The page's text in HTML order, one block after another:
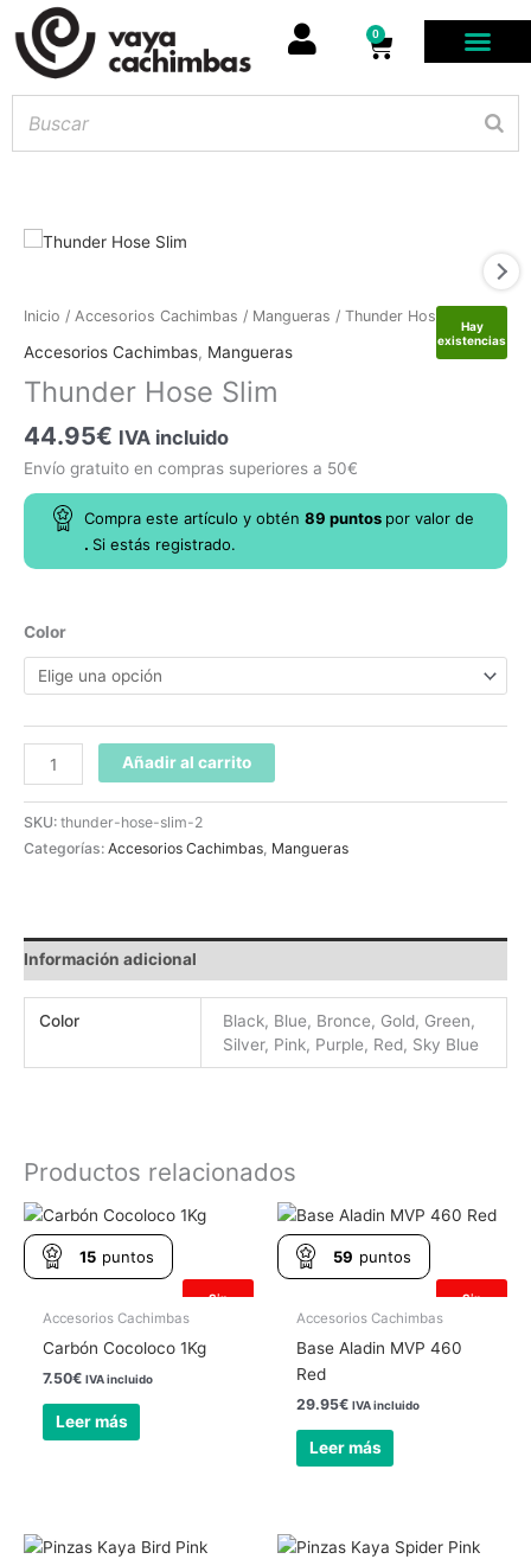
0
Carrito
Hay
existencias
Inicio / Accesorios Cachimbas / Mangueras / Thunder Hose Slim
Accesorios Cachimbas, Mangueras
Thunder Hose Slim
44.95€ IVA incluido
Envío gratuito en compras superiores a 50€
Compra este artículo y obtén 89 puntos por valor de
. Si estás registrado.
Color
Thunder
Hose
cantidad
Añadir al carrito
SKU: thunder-hose-slim-2
Categorías: Accesorios Cachimbas Mangueras
Información adicional
Color
Black, Blue, Bronce, Gold, Green,
Silver, Pink, Purple, Red, Sky Blue
Productos relacionados
Sin
existencias
15 puntos
Accesorios Cachimbas
Carbón Cocoloco 1Kg
7.50€ IVA incluido
Leer más
Sin
existencias
59 puntos
Accesorios Cachimbas
Base Aladin MVP 460
Red
29.95€ IVA incluido
Leer más